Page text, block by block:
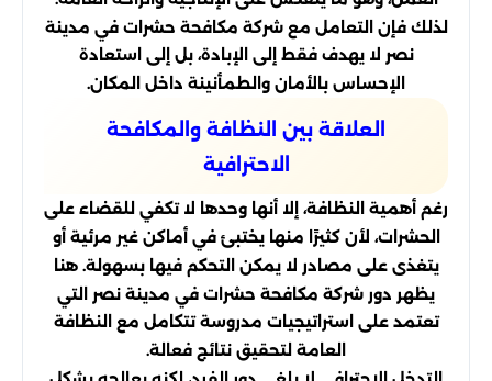
لذلك فإن التعامل مع شركة مكافحة حشرات في مدينة
نصر لا يهدف فقط إلى الإبادة، بل إلى استعادة
الإحساس بالأمان والطمأنينة داخل المكان.
العلاقة بين النظافة والمكافحة
الاحترافية
رغم أهمية النظافة، إلا أنها وحدها لا تكفي للقضاء على
الحشرات، لأن كثيرًا منها يختبئ في أماكن غير مرئية أو
يتغذى على مصادر لا يمكن التحكم فيها بسهولة. هنا
يظهر دور شركة مكافحة حشرات في مدينة نصر التي
تعتمد على استراتيجيات مدروسة تتكامل مع النظافة
العامة لتحقيق نتائج فعالة.